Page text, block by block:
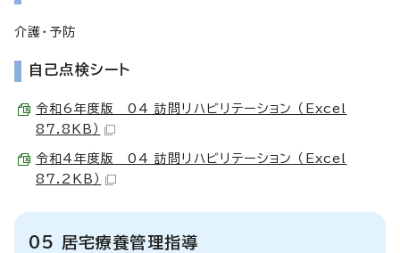
介護・予防
自己点検シート
令和6年度版 04 訪問リハビリテーション （Excel
87.8KB）
令和4年度版 04 訪問リハビリテーション （Excel
87.2KB）
05 居宅療養管理指導